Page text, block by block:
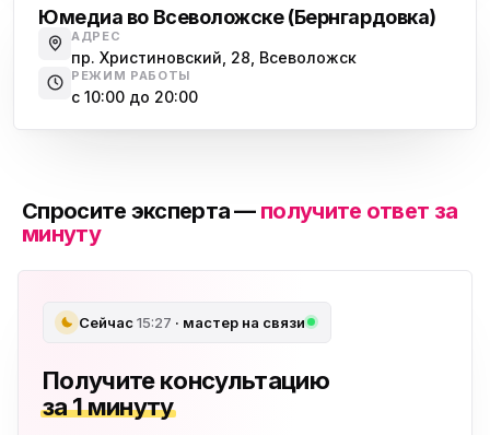
Юмедиа во Всеволожске (Бернгардовка)
АДРЕС
пр. Христиновский, 28, Всеволожск
РЕЖИМ РАБОТЫ
с 10:00 до 20:00
Спросите эксперта — получите ответ за
минуту
Сейчас15:27 · мастер на связи
Получите консультацию
за 1 минуту